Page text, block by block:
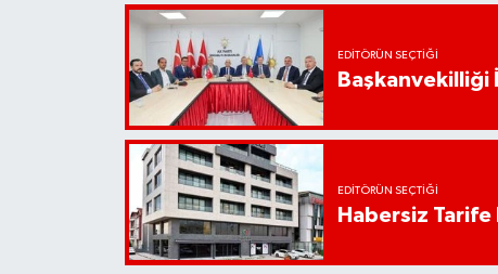
EDITÖRÜN SEÇTIĞI
Başkanvekilliği
EDITÖRÜN SEÇTIĞI
Habersiz